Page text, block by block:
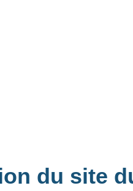
du site